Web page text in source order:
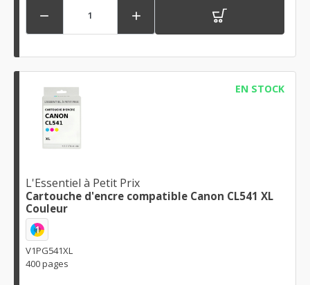
 
EN STOCK
L'Essentiel à Petit Prix
Cartouche d'encre compatible Canon CL541 XL
Couleur
1
V1PG541XL
400 pages